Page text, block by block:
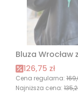
Bluza Wrocław
Cena
126,75 zł
Cena regularna:
Najniższa cena: